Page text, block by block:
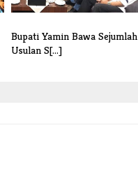
Bupati Yamin Bawa Sejumlah
Usulan S[...]